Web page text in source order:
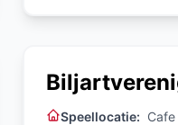
Speellocatie: